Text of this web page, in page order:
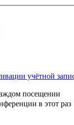
учётной
посещении
в этот раз